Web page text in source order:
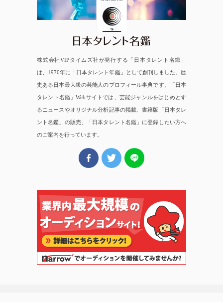
株式会社VIPタイムズ社が発行する「日本タレント名鑑」
は、1970年に「日本タレント年鑑」として創刊しました。歴
史ある日本最大級の芸能人のプロフィール事典です。「日本
タレント名鑑」Webサイトでは、芸能ジャンルをはじめとす
るニュースやオリジナル分析記事の掲載、書籍版「日本タレ
ント名鑑」の販売、「日本タレント名鑑」に登録したい方へ
のご案内を行っています。